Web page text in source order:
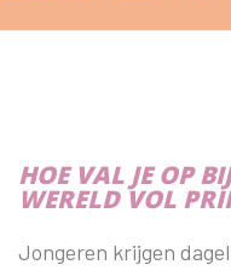
HOE VAL JE OP
WERELD VOL
Jongeren krijgen